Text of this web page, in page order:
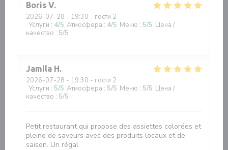
Boris V
2026-07-28 - 19:30 - гости 2
Услуги : 4/5 Атмосфера : 4/5 Меню : 5/5 Цена /
качество : 5/5
Jamila H
2026-07-28 - 19:30 - гости 2
Услуги : 5/5 Атмосфера : 5/5 Меню : 5/5 Цена /
качество : 5/5
Petit restaurant qui propose des assiettes colorées et
pleine de saveurs avec des produits locaux et de
saison. Un régal